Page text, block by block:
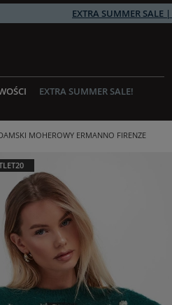
EXTRA SUMMER
EXTRA SUMMER SALE!
MOHEROWY ERMANNO FIRENZE